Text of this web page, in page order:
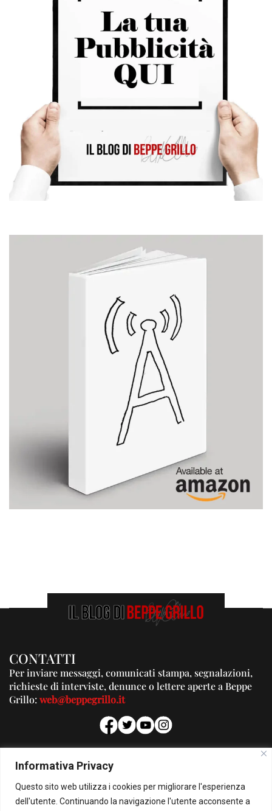
Informativa Privacy
Questo sito web utilizza i cookies per migliorare l'esperienza
dell'utente. Continuando la navigazione l'utente acconsente a
CONTATTI
Per inviare messaggi, comunicati stampa, segnalazioni,
richieste di interviste, denunce o lettere aperte a Beppe
Grillo:web@beppegrillo.it
PUBBLICITA'
Per la tua pubblicità su questo Blog:
pubblicita@beppegrillo.it